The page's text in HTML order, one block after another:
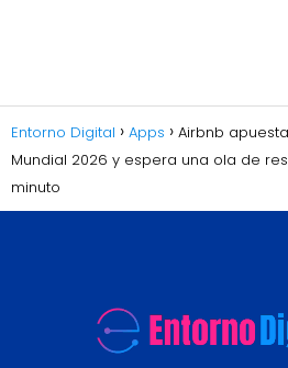
Entorno Digital Apps
Airbnb
Mundial 2026 y espera una ola de
minuto